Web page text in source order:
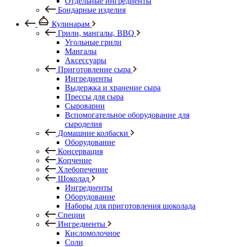
Бондарные изделия
Кулинарам
Грили, мангалы, BBQ
Угольные грили
Мангалы
Аксессуары
Приготовление сыра
Ингредиенты
Выдержка и хранение сыра
Прессы для сыра
Сыроварни
Вспомогательное оборудование для
сыроделия
Домашние колбаски
Оборудование
Консервация
Копчение
Хлебопечение
Шоколад
Ингредиенты
Оборудование
Наборы для приготовления шоколада
Специи
Ингредиенты
Кисломолочное
Соли